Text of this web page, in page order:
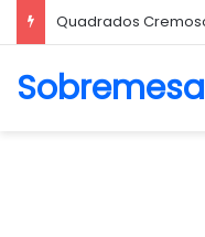
Quadrados